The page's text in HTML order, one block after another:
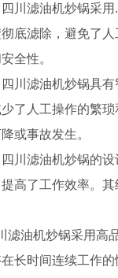
介绍
川滤油机炒锅采
底滤除，避免了
全性。
川滤油机炒锅具
了人工操作的繁
或事故发生。
川滤油机炒锅的
高了工作效率。
滤油机炒锅采用高
长时间连续工作